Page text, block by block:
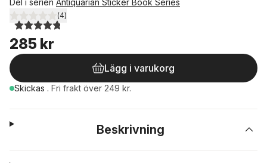
Del i serien Antiquarian Sticker Book Series
4,8utav 5 stjärnor. Totalt antal röster:
(4)
285 kr
Lägg i varukorg
Skickas . Fri frakt över 249 kr.
Beskrivning